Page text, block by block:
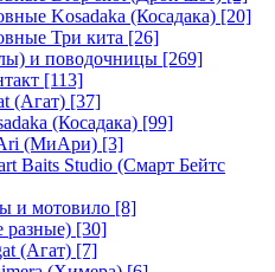
Kosadaka (Косадака) [20]
Три кита [26]
и поводочницы [269]
[113]
(Агат) [37]
(Косадака) [99]
(МиАри) [3]
Baits Studio (Смарт Бейтс
и мотовило [8]
разные) [30]
(Агат) [7]